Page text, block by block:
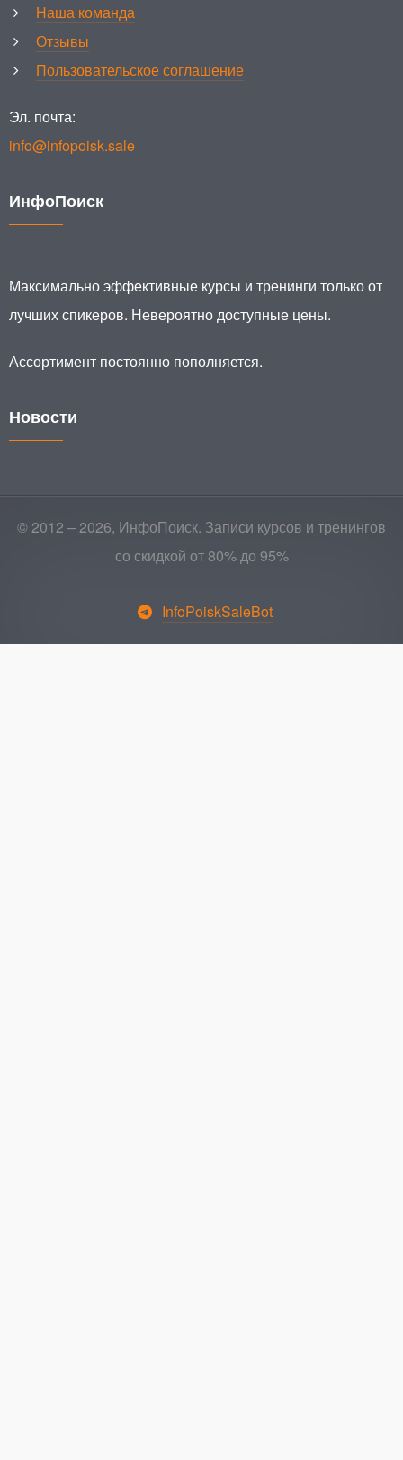
Наша команда
Отзывы
Пользовательское соглашение
Эл. почта:
info@infopoisk.sale
ИнфоПоиск
Максимально эффективные курсы и тренинги только от
лучших спикеров. Невероятно доступные цены.
Ассортимент постоянно пополняется.
Новости
© 2012 – 2026, ИнфоПоиск. Записи курсов и тренингов
со скидкой от 80% до 95%
InfoPoiskSaleBot